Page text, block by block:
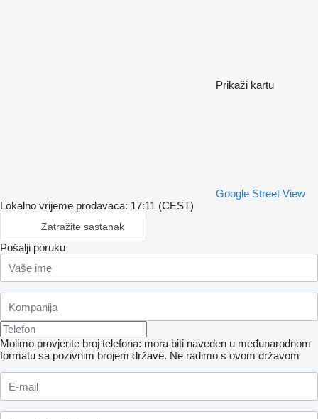
Prikaži kartu
Google Street View
Lokalno vrijeme prodavaca: 17:11 (CEST)
Zatražite sastanak
Pošalji poruku
Molimo provjerite broj telefona: mora biti naveden u međunarodnom
formatu sa pozivnim brojem države. Ne radimo s ovom državom